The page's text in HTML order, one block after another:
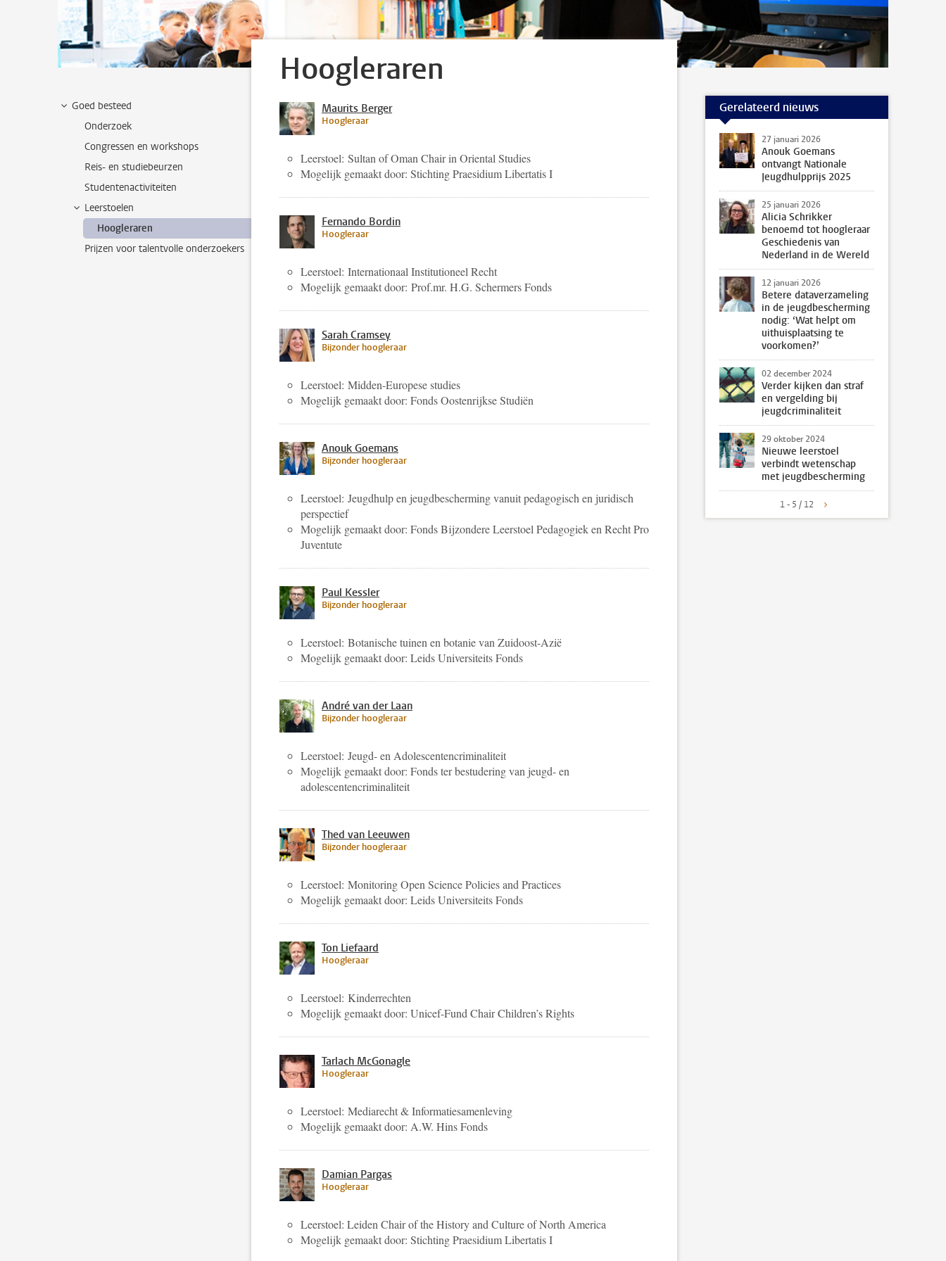
Goed besteed
Onderzoek
Congressen en workshops
Reis- en studiebeurzen
Studentenactiviteiten
Leerstoelen
Hoogleraren
Prijzen voor talentvolle onderzoekers
Hoogleraren
Maurits Berger
Hoogleraar
Leerstoel: Sultan of Oman Chair in Oriental Studies
Mogelijk gemaakt door: Stichting Praesidium Libertatis I
Fernando Bordin
Hoogleraar
Leerstoel: Internationaal Institutioneel Recht
Mogelijk gemaakt door: Prof.mr. H.G. Schermers Fonds
Sarah Cramsey
Bijzonder hoogleraar
Leerstoel: Midden-Europese studies
Mogelijk gemaakt door: Fonds Oostenrijkse Studiën
Anouk Goemans
Bijzonder hoogleraar
Leerstoel: Jeugdhulp en jeugdbescherming vanuit pedagogisch en juridisch
perspectief
Mogelijk gemaakt door: Fonds Bijzondere Leerstoel Pedagogiek en Recht Pro
Juventute
Paul Kessler
Bijzonder hoogleraar
Leerstoel: Botanische tuinen en botanie van Zuidoost-Azië
Mogelijk gemaakt door: Leids Universiteits Fonds
André van der Laan
Bijzonder hoogleraar
Leerstoel: Jeugd- en Adolescentencriminaliteit
Mogelijk gemaakt door: Fonds ter bestudering van jeugd- en
adolescentencriminaliteit
Thed van Leeuwen
Bijzonder hoogleraar
Leerstoel: Monitoring Open Science Policies and Practices
Mogelijk gemaakt door: Leids Universiteits Fonds
Ton Liefaard
Hoogleraar
Leerstoel: Kinderrechten
Mogelijk gemaakt door: Unicef-Fund Chair Children’s Rights
Tarlach McGonagle
Hoogleraar
Leerstoel: Mediarecht & Informatiesamenleving
Mogelijk gemaakt door: A.W. Hins Fonds
Damian Pargas
Hoogleraar
Leerstoel: Leiden Chair of the History and Culture of North America
Mogelijk gemaakt door: Stichting Praesidium Libertatis I
Gerelateerd nieuws
27 januari 2026
Anouk Goemans
ontvangt Nationale
Jeugdhulpprijs 2025
25 januari 2026
Alicia Schrikker
benoemd tot hoogleraar
Geschiedenis van
Nederland in de Wereld
12 januari 2026
Betere dataverzameling
in de jeugdbescherming
nodig: ‘Wat helpt om
uithuisplaatsing te
voorkomen?’
02 december 2024
Verder kijken dan straf
en vergelding bij
jeugdcriminaliteit
29 oktober 2024
Nieuwe leerstoel
verbindt wetenschap
met jeugdbescherming
1 - 5 / 12